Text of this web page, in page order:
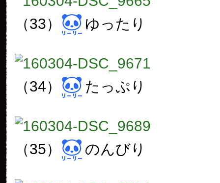
（33） ゆったり
（34） たっぷり
（35） のんびり